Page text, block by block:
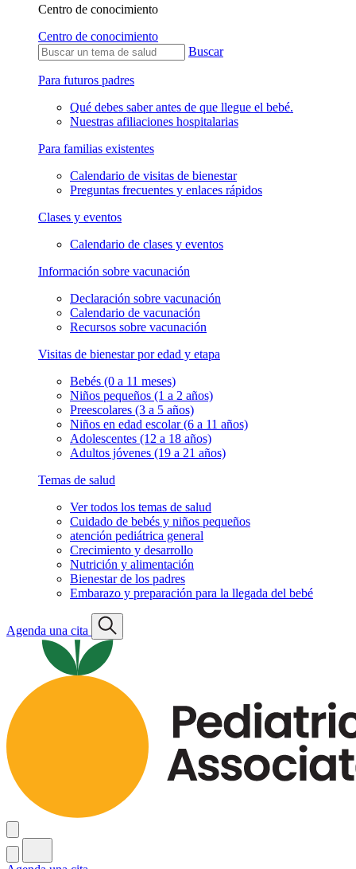
Centro de conocimiento
Centro de conocimiento
Buscar
Para futuros padres
Qué debes saber antes de que llegue el bebé.
Nuestras afiliaciones hospitalarias
Para familias existentes
Calendario de visitas de bienestar
Preguntas frecuentes y enlaces rápidos
Clases y eventos
Calendario de clases y eventos
Información sobre vacunación
Declaración sobre vacunación
Calendario de vacunación
Recursos sobre vacunación
Visitas de bienestar por edad y etapa
Bebés (0 a 11 meses)
Niños pequeños (1 a 2 años)
Preescolares (3 a 5 años)
Niños en edad escolar (6 a 11 años)
Adolescentes (12 a 18 años)
Adultos jóvenes (19 a 21 años)
Temas de salud
Ver todos los temas de salud
Cuidado de bebés y niños pequeños
atención pediátrica general
Crecimiento y desarrollo
Nutrición y alimentación
Bienestar de los padres
Embarazo y preparación para la llegada del bebé
Agenda una cita